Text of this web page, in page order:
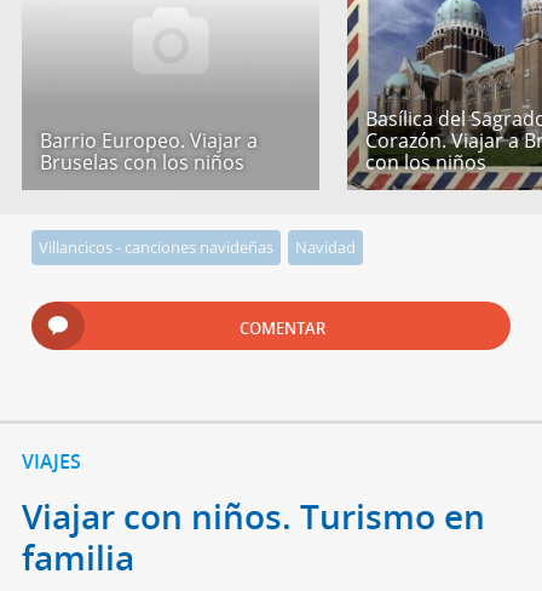
Barrio Europeo. Viajar a
Bruselas con los niños
Basílica del
Corazón. Viajar a
con los niños
Villancicos - canciones navideñas Navidad
COMENTAR
VIAJES
Viajar con niños. Turismo en
familia